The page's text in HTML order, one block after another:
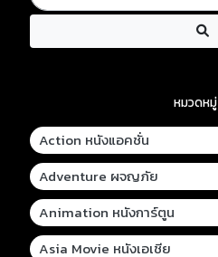
หมวดหมู่
Action หนังแอคชั่น
Adventure ผจญภัย
Animation หนังการ์ตูน
Asia Movie หนังเอเชีย